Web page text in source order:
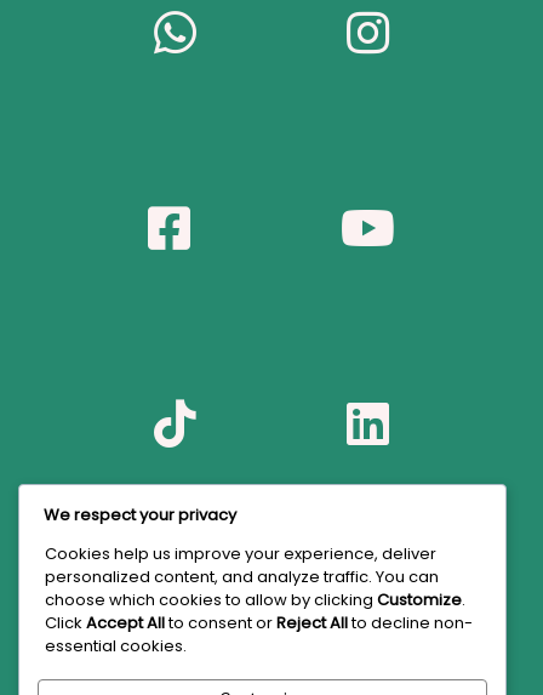
We respect your privacy
Cookies help us improve your experience, deliver
personalized content, and analyze traffic. You can
choose which cookies to allow by clicking Customize.
Click Accept Allto consent orReject Allto decline non-
essential cookies.